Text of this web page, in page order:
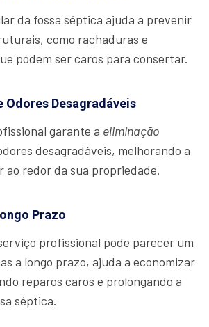
da fossa séptica ajuda a prevenir
como rachaduras e
podem ser caros para consertar.
Odores Desagradáveis
garante a eliminação
desagradáveis, melhorando a
ao redor da sua propriedade.
Prazo
profissional pode parecer um
a longo prazo, ajuda a economizar
reparos caros e prolongando a
séptica.